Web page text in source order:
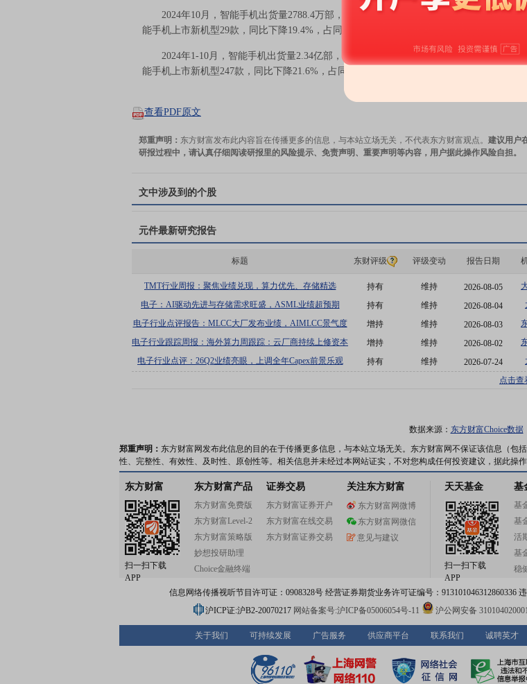
2024年10月，智能手机出货量2788.4万部，同比下降1.1%，占同期手机出货量的94.0%
能手机上市新机型29款，同比下降19.4%，占同期手机上市新机型数量的78.4%。
2024年1-10月，智能手机出货量2.34亿部，同比增长6.4%，占同期手机出货量的93.5%
能手机上市新机型247款，同比下降21.6%，占同期手机上市新机型数量的70.0%。
今日最新研
查看PDF原文
郑重声明： 东方财富发布此内容旨在传播更多的信息，与本站立场无关，不代表东方财富观点。 建议用户
研报过程中，请认真仔细阅读研报里的风险提示、免责声明、重要声明等内容，用户据此操作风险自担。
文中涉及到的个股
元件最新研究报告
标题 东财评级 评级变动 报告日期
TMT行业周报：聚焦业绩兑现，算力优先、存储精选 持有 维持 2026-08-05
电子：AI驱动先进与存储需求旺盛，ASML业绩超预期
持有 维持 2026-08-04
电子行业点评报告：MLCC大厂发布业绩，AIMLCC景气度
增持 维持 2026-08-03
电子行业跟踪周报：海外算力周跟踪：云厂商持续上修资本
增持 维持 2026-08-02
电子行业点评：26Q2业绩亮眼，上调全年Capex前景乐观
持有 维持 2026-07-24
点击查
数据来源： 东方财富Choice数据
郑重声明： 东方财富网发布此信息的目的在于传播更多信息，与本站立场无关。东方财富网不保证该信息（
性、完整性、有效性、及时性、原创性等。相关信息并未经过本网站证实，不对您构成任何投资建议，据此操作
东方财富
扫一扫下载
APP
东方财富产品
东方财富免费版
东方财富Level-2
东方财富策略版
妙想投研助理
Choice金融终端
证券交易
东方财富证券开户
东方财富在线交易
东方财富证券交易
关注东方财富
东方财富网微博
东方财富网微信
意见与建议
天天基金
扫一扫下载
APP
基
基
基
活
基
稳
信息网络传播视听节目许可证：0908328号 经营证券期货业务许可证编号：913101046312860336
沪ICP证:沪B2-20070217 网站备案号:沪ICP备05006054号-11 沪公网安备
关于我们 可持续发展 广告服务 供应商平台 联系我们 诚聘英才